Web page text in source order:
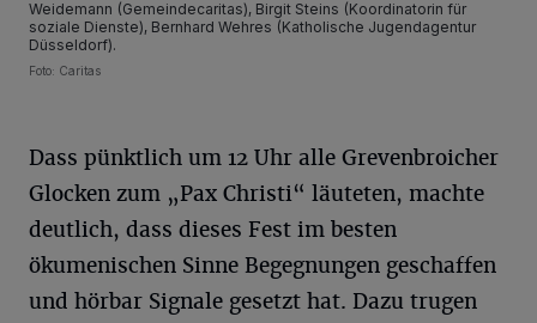
Weidemann (Gemeindecaritas), Birgit Steins (Koordinatorin für
soziale Dienste), Bernhard Wehres (Katholische Jugendagentur
Düsseldorf).
Foto: Caritas
Dass pünktlich um 12 Uhr alle Grevenbroicher
Glocken zum „Pax Christi“ läuteten, machte
deutlich, dass dieses Fest im besten
ökumenischen Sinne Begegnungen geschaffen
und hörbar Signale gesetzt hat. Dazu trugen